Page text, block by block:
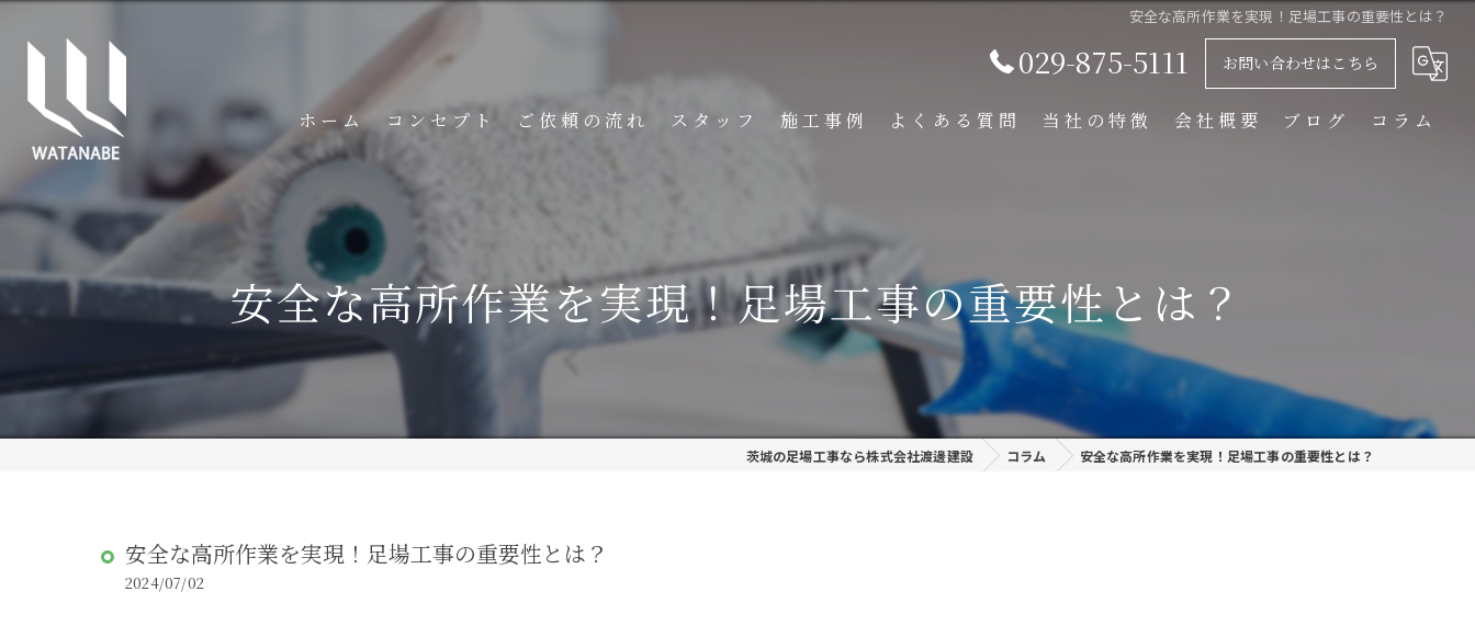
安全な高所作業を実現！足場工事の重要性とは？
029-875-5111 お問い合わせはこちら
ホーム コンセプト ご依頼の流れ スタッフ 施工事例 よくある質問 当社の特徴
プラント工事
リース
会社概要 ブログ コラム
安全な高所作業を実現！足場工事の重要性とは？
茨城の足場工事なら株式会社渡邊建設 コラム 安全な高所作業を実現！足場工事の重要性とは？
安全な高所作業を実現！足場工事の重要性とは？
2024/07/02